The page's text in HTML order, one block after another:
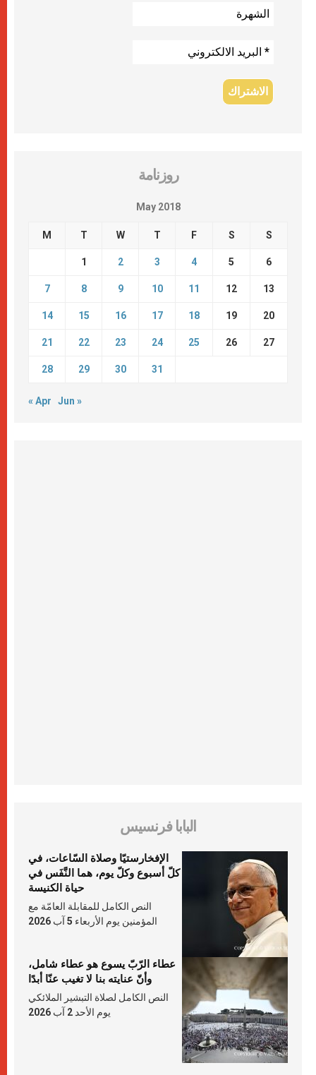
روزنامة
May 2018
M T W T F S S
1 2 3 4 5 6
7 8 9 10 11 12 13
14 15 16 17 18 19 20
21 22 23 24 25 26 27
28 29 30 31
« Apr Jun »
البابا فرنسيس
الإفخارستيّا وصلاة السّاعات، في
كلّ أسبوع وكلّ يوم، هما النَّفَس في
حياة الكنيسة
النص الكامل للمقابلة العامّة مع
المؤمنين يوم الأربعاء 5 آب 2026
عطاء الرّبّ يسوع هو عطاء شامل،
وأنّ عنايته بنا لا تغيب عنّا أبدًا
النص الكامل لصلاة التبشير الملائكي
يوم الأحد 2 آب 2026